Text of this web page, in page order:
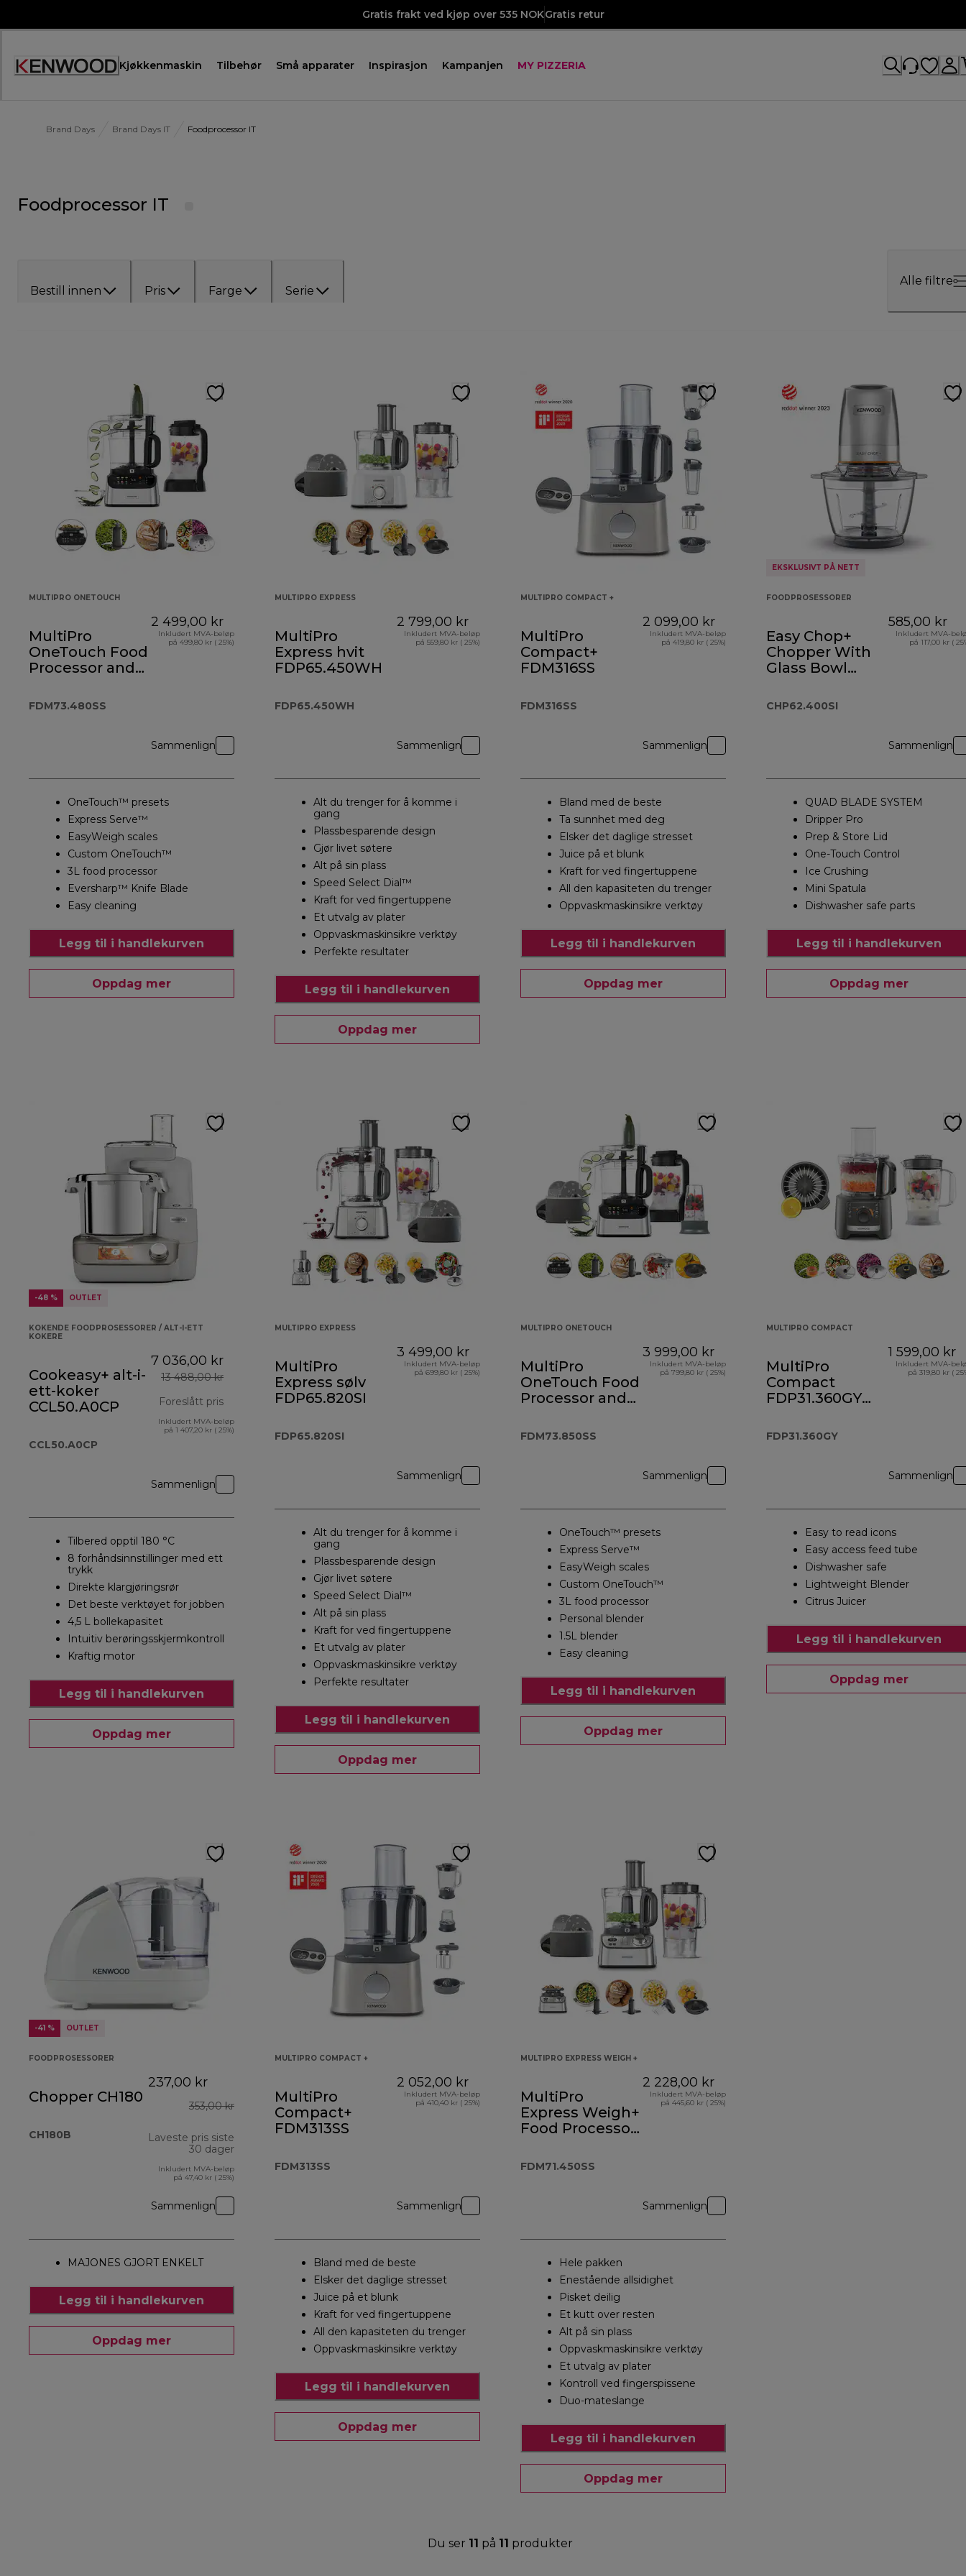
Gratis frakt ved kjøp over 535 NOKGratis retur
Kjøkkenmaskin Tilbehør Små apparater Inspirasjon Kampanjen MY PIZZERIA
Brand Days Brand Days IT Foodprocessor IT
Foodprocessor IT
Bestill innen Pris Farge Serie
Alle filtre
MULTIPRO ONETOUCH
MultiPro
OneTouch Food
Processor and
FDM73.480SS
FDM73.480SS
2 499,00 kr
Inkludert MVA-beløp
på 499,80 kr ( 25%)
Sammenlign
OneTouch™ presets
Express Serve™
EasyWeigh scales
Custom OneTouch™
3L food processor
Eversharp™ Knife Blade
Easy cleaning
Legg til i handlekurven
Oppdag mer
MULTIPRO EXPRESS
MultiPro
Express hvit
FDP65.450WH
FDP65.450WH
2 799,00 kr
Inkludert MVA-beløp
på 559,80 kr ( 25%)
Sammenlign
Alt du trenger for å komme i
gang
Plassbesparende design
Gjør livet søtere
Alt på sin plass
Speed Select Dial™
Kraft for ved fingertuppene
Et utvalg av plater
Oppvaskmaskinsikre verktøy
Perfekte resultater
Legg til i handlekurven
Oppdag mer
MULTIPRO COMPACT +
MultiPro
Compact+
FDM316SS
FDM316SS
2 099,00 kr
Inkludert MVA-beløp
på 419,80 kr ( 25%)
Sammenlign
Bland med de beste
Ta sunnhet med deg
Elsker det daglige stresset
Juice på et blunk
Kraft for ved fingertuppene
All den kapasiteten du trenger
Oppvaskmaskinsikre verktøy
Legg til i handlekurven
Oppdag mer
EKSKLUSIVT PÅ NETT
FOODPROSESSORER
Easy Chop+
Chopper With
Glass Bowl
CHP62.400SI
585,00 kr
Inkludert MVA-
på 117,00 kr (
Sammenlign
QUAD BLADE SYSTEM
Dripper Pro
Prep & Store Lid
One-Touch Control
Ice Crushing
Mini Spatula
Dishwasher safe parts
Legg til i handlekurven
Oppdag mer
-48 % OUTLET
KOKENDE FOODPROSESSORER / ALT-I-ETT
KOKERE
Cookeasy+ alt-i-
ett-koker
CCL50.A0CP
CCL50.A0CP
7 036,00 kr
13 488,00 kr
Foreslått pris
opprinnelig pris 13 488,00 kr
Inkludert MVA-beløp
på 1 407,20 kr ( 25%)
Sammenlign
Tilbered opptil 180 °C
8 forhåndsinnstillinger med ett
trykk
Direkte klargjøringsrør
Det beste verktøyet for jobben
4,5 L bollekapasitet
Intuitiv berøringsskjermkontroll
Kraftig motor
Legg til i handlekurven
Oppdag mer
MULTIPRO EXPRESS
MultiPro
Express sølv
FDP65.820SI
FDP65.820SI
3 499,00 kr
Inkludert MVA-beløp
på 699,80 kr ( 25%)
Sammenlign
Alt du trenger for å komme i
gang
Plassbesparende design
Gjør livet søtere
Speed Select Dial™
Alt på sin plass
Kraft for ved fingertuppene
Et utvalg av plater
Oppvaskmaskinsikre verktøy
Perfekte resultater
Legg til i handlekurven
Oppdag mer
MULTIPRO ONETOUCH
MultiPro
OneTouch Food
Processor and
FDM73.850SS
FDM73.850SS
3 999,00 kr
Inkludert MVA-beløp
på 799,80 kr ( 25%)
Sammenlign
OneTouch™ presets
Express Serve™
EasyWeigh scales
Custom OneTouch™
3L food processor
Personal blender
1.5L blender
Easy cleaning
Legg til i handlekurven
Oppdag mer
MULTIPRO COMPACT
MultiPro
Compact
FDP31.360GY
and Blender
FDP31.360GY
1 599,00 kr
Inkludert MVA-
på 319,80 kr (
Sammenlign
Easy to read icons
Easy access feed tube
Dishwasher safe
Lightweight Blender
Citrus Juicer
Legg til i handlekurven
Oppdag mer
-41 % OUTLET
FOODPROSESSORER
Chopper CH180
CH180B
237,00 kr
353,00 kr
Laveste pris siste
30 dager
Inkludert MVA-beløp
på 47,40 kr ( 25%)
Sammenlign
MAJONES GJORT ENKELT
Legg til i handlekurven
Oppdag mer
MULTIPRO COMPACT +
MultiPro
Compact+
FDM313SS
FDM313SS
2 052,00 kr
Inkludert MVA-beløp
på 410,40 kr ( 25%)
Sammenlign
Bland med de beste
Elsker det daglige stresset
Juice på et blunk
Kraft for ved fingertuppene
All den kapasiteten du trenger
Oppvaskmaskinsikre verktøy
Legg til i handlekurven
Oppdag mer
MULTIPRO EXPRESS WEIGH +
MultiPro
Express Weigh+
Food Processor
FDM71.450SS
2 228,00 kr
Inkludert MVA-beløp
på 445,60 kr ( 25%)
Sammenlign
Hele pakken
Enestående allsidighet
Pisket deilig
Et kutt over resten
Alt på sin plass
Oppvaskmaskinsikre verktøy
Et utvalg av plater
Kontroll ved fingerspissene
Duo-mateslange
Legg til i handlekurven
Oppdag mer
Du ser 11 på 11 produkter